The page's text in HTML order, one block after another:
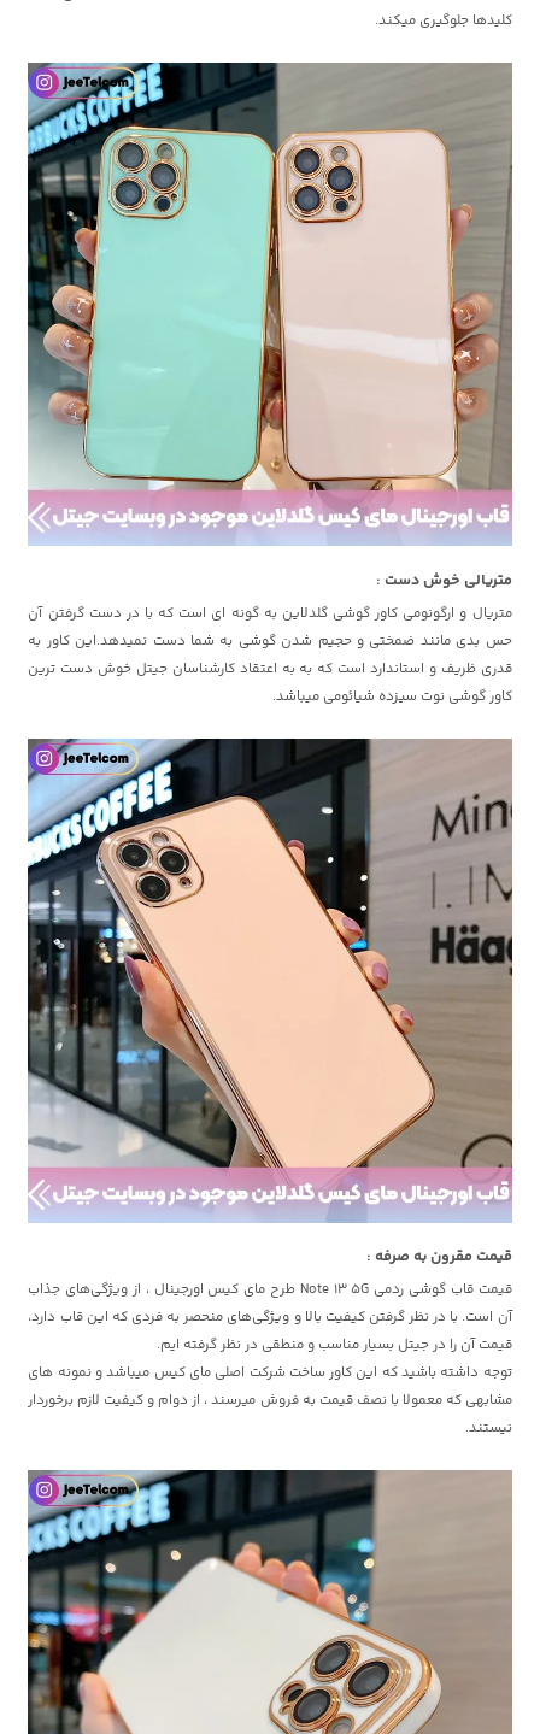
کلیدها جلوگیری میکند.
متریالی خوش دست :
متریال و ارگونومی کاور گوشی گلدلاین به گونه ای است که با در دست گرفتن آن
حس بدی مانند ضمختی و حجیم شدن گوشی به شما دست نمیدهد.این کاور به
قدری ظریف و استاندارد است که به به اعتقاد کارشناسان جیتل خوش دست ترین
کاور گوشی نوت سیزده شیائومی میباشد.
قیمت مقرون به صرفه :
قیمت قاب گوشی ردمی Note 13 5G طرح مای کیس اورجینال ، از ویژگی‌های جذاب
آن است. با در نظر گرفتن کیفیت بالا و ویژگی‌های منحصر به فردی که این قاب دارد،
قیمت آن را در جیتل بسیار مناسب و منطقی در نظر گرفته ایم.
توجه داشته باشید که این کاور ساخت شرکت اصلی مای کیس میباشد و نمونه های
مشابهی که معمولا با نصف قیمت به فروش میرسند ، از دوام و کیفیت لازم برخوردار
نیستند.